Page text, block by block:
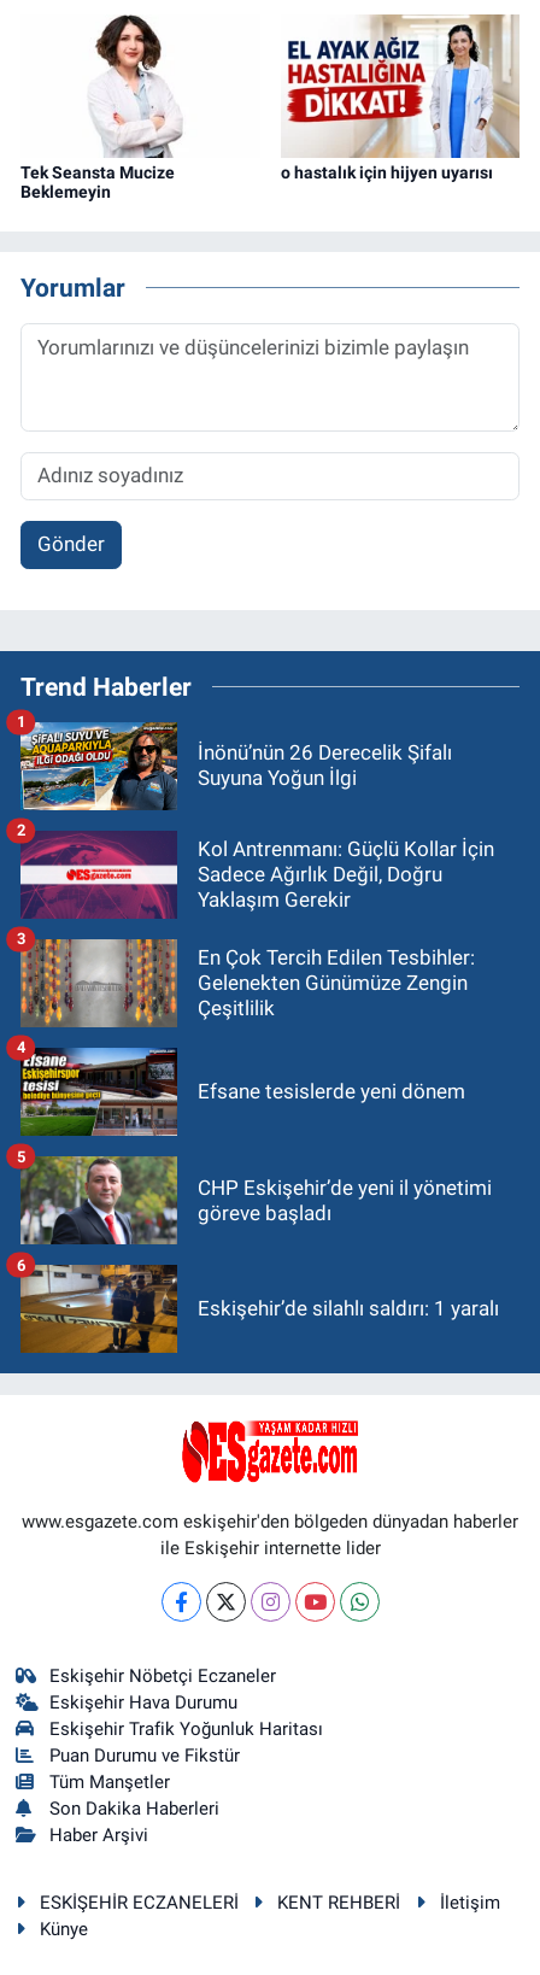
Tek Seansta Mucize
Beklemeyin
o hastalık için hijyen uyarısı
Yorumlar
Gönder
Trend Haberler
İnönü’nün 26 Derecelik Şifalı
Suyuna Yoğun İlgi
1
Kol Antrenmanı: Güçlü Kollar İçin
Sadece Ağırlık Değil, Doğru
Yaklaşım Gerekir
2
En Çok Tercih Edilen Tesbihler:
Gelenekten Günümüze Zengin
Çeşitlilik
3
Efsane tesislerde yeni dönem
4
CHP Eskişehir’de yeni il yönetimi
göreve başladı
5
Eskişehir’de silahlı saldırı: 1 yaralı
6
www.esgazete.com eskişehir'den bölgeden dünyadan haberler
ile Eskişehir internette lider
Eskişehir Nöbetçi Eczaneler
Eskişehir Hava Durumu
Eskişehir Trafik Yoğunluk Haritası
Puan Durumu ve Fikstür
Tüm Manşetler
Son Dakika Haberleri
Haber Arşivi
ESKİŞEHİR ECZANELERİ KENT REHBERİ
İletişim
Künye